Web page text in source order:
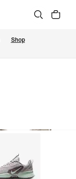
Shop